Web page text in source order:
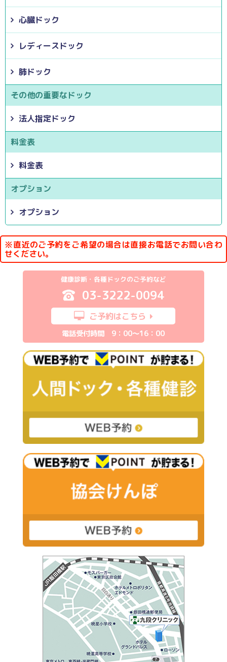
心臓ドック
レディースドック
肺ドック
その他の重要なドック
法人指定ドック
料金表
料金表
オプション
オプション
※直近のご予約をご希望の場合は直接お電話でお問い合わ
せください。
健康診断・各種ドックのご予約など
03-3222-0094
ご予約はこちら
電話受付時間 9：00～16：00